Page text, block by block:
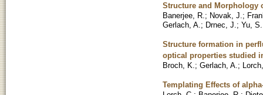
Structure and Morphology
Banerjee, R. ; Novak, J. ;
Gerlach, A. ; Drnec, J. ; Yu, S.
Structure formation in
optical properties studied
Broch, K. ; Gerlach, A. ;
Templating Effects of